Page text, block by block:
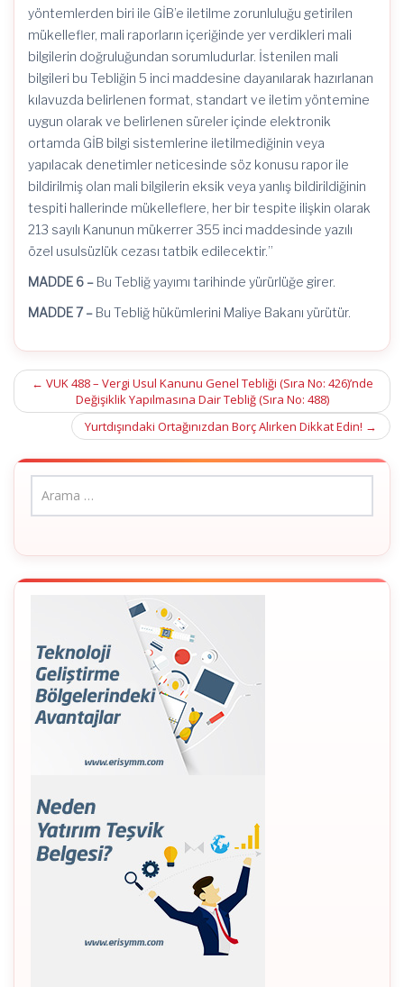
yöntemlerden biri ile GİB’e iletilme zorunluluğu getirilen
mükellefler, mali raporların içeriğinde yer verdikleri mali
bilgilerin doğruluğundan sorumludurlar. İstenilen mali
bilgileri bu Tebliğin 5 inci maddesine dayanılarak hazırlanan
kılavuzda belirlenen format, standart ve iletim yöntemine
uygun olarak ve belirlenen süreler içinde elektronik
ortamda GİB bilgi sistemlerine iletilmediğinin veya
yapılacak denetimler neticesinde söz konusu rapor ile
bildirilmiş olan mali bilgilerin eksik veya yanlış bildirildiğinin
tespiti hallerinde mükelleflere, her bir tespite ilişkin olarak
213 sayılı Kanunun mükerrer 355 inci maddesinde yazılı
özel usulsüzlük cezası tatbik edilecektir.”
MADDE 6 – Bu Tebliğ yayımı tarihinde yürürlüğe girer.
MADDE 7 – Bu Tebliğ hükümlerini Maliye Bakanı yürütür.
Post
navigation
← VUK 488 – Vergi Usul Kanunu Genel Tebliği (Sıra No: 426)’nde
Değişiklik Yapılmasına Dair Tebliğ (Sıra No: 488)
Yurtdışındaki Ortağınızdan Borç Alırken Dikkat Edin! →